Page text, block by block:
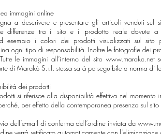
immagini online
a descrivere e presentare gli articoli venduti sul
differenze tra il sito e il prodotto reale dovute
esempio i colori dei prodotti visualizzati sul
ogni tipo di responsabilità. Inoltre le fotografie dei
le immagini all’interno del sito www.marako.net
di Marakò S.r.l. stessa sarà perseguibile a norma di
dei prodotti
si riferisce alla disponibilità effettiva nel momento
per effetto della contemporanea presenza sul
dell’e-mail di conferma dell’ordine inviata da